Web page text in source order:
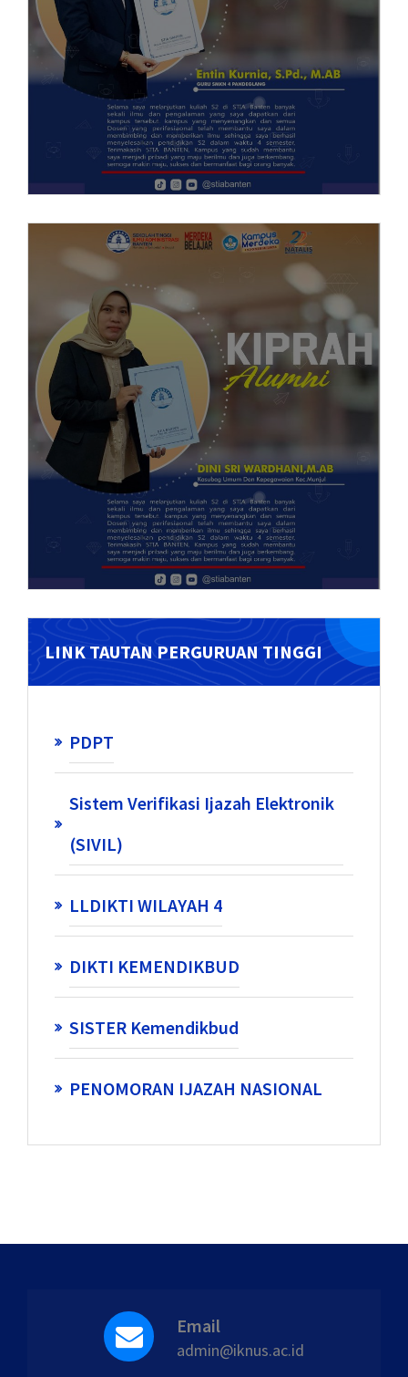
LINK TAUTAN PERGURUAN TINGGI
PDPT
Sistem Verifikasi Ijazah Elektronik
(SIVIL)
LLDIKTI WILAYAH 4
DIKTI KEMENDIKBUD
SISTER Kemendikbud
PENOMORAN IJAZAH NASIONAL
Email
admin@iknus.ac.id